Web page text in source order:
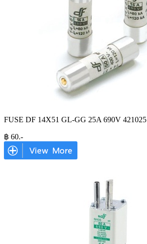
FUSE DF 14X51 GL-GG 25A 690V 421025
฿ 60.-